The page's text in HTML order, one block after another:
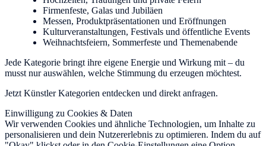
Firmenfeste, Galas und Jubiläen
Messen, Produktpräsentationen und Eröffnungen
Kulturveranstaltungen, Festivals und öffentliche Events
Weihnachtsfeiern, Sommerfeste und Themenabende
Jede Kategorie bringt ihre eigene Energie und Wirkung mit – du
musst nur auswählen, welche Stimmung du erzeugen möchtest.
Jetzt Künstler Kategorien entdecken und direkt anfragen.
Einwilligung zu Cookies & Daten
Wir verwenden Cookies und ähnliche Technologien, um Inhalte zu
personalisieren und dein Nutzererlebnis zu optimieren. Indem du auf